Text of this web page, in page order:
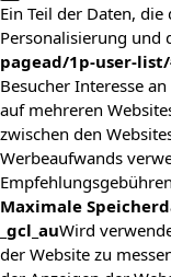
Ein Teil der Daten,
Personalisierung und
pagead/1p-user-
Besucher Interesse
auf mehreren
zwischen den
Werbeaufwands
Maximale
_gcl_auWird
der Website zu